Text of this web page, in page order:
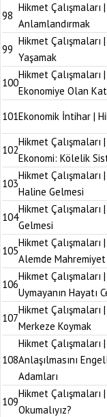
98
Hikmet
Anlamlandırmak
99
Hikmet Çalışmaları
Yaşamak
100
Hikmet Çalışmaları
Ekonomiye Olan
101Ekonomik İntihar |
102
Hikmet Çalışmaları
Ekonomi: Kölelik
103
Hikmet Çalışmaları
Haline Gelmesi
104
Hikmet Çalışmaları
Gelmesi
105
Hikmet Çalışmaları
Alemde Mahremiyet
106
Hikmet Çalışmaları
Uymayanın Hayatı
107
Hikmet Çalışmaları
Merkeze Koymak
108
Hikmet Çalışmaları
Anlaşılmasını
Adamları
109
Hikmet Çalışmaları |
Okumalıyız?